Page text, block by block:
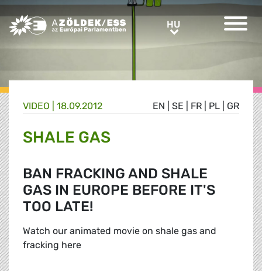
Greens/EFA Home HUHU
EN SE FR PL GR
VIDEO | 18.09.2012
SHALE GAS
BAN FRACKING AND SHALE
GAS IN EUROPE BEFORE IT'S
TOO LATE!
Watch our animated movie on shale gas and
fracking here